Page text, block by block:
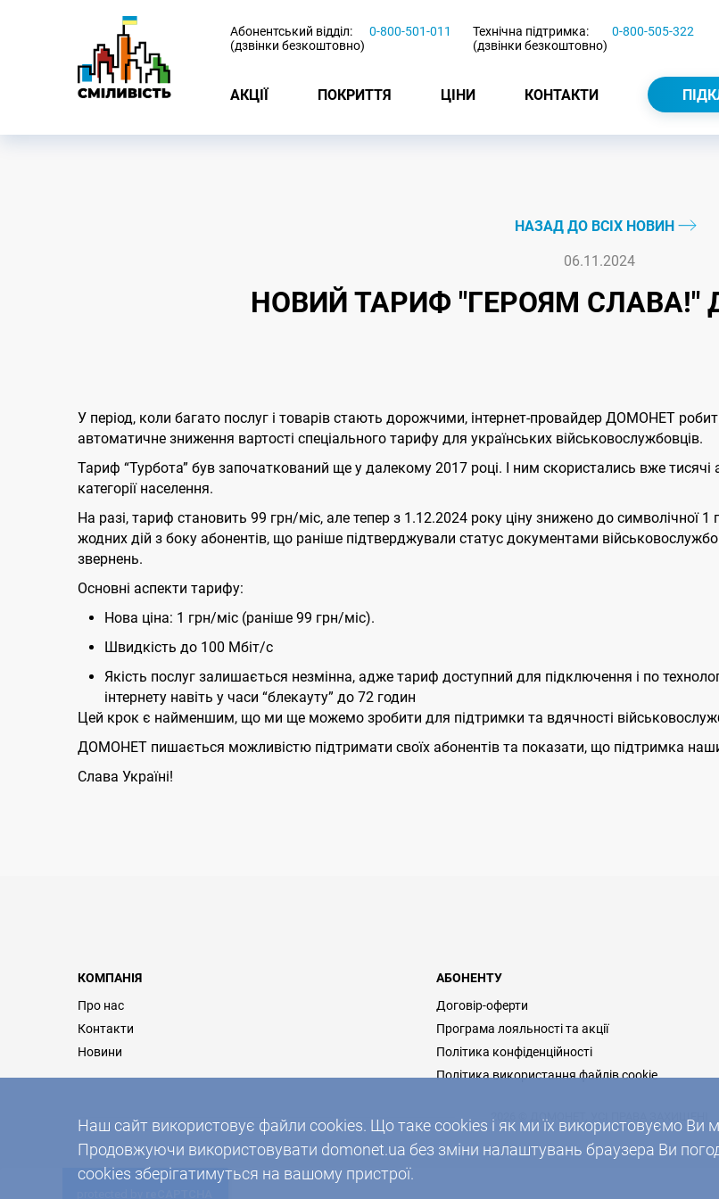
Наш сайт використовує файли cookies. Що таке cookies і як ми їх використовуємо Ви
Продовжуючи використовувати domonet.ua без зміни налаштувань браузера Ви
cookies зберігатимуться на вашому пристрої.
Абонентський відділ:
(дзвінки безкоштовно)
0-800-501-011
Технічна підтримка:
(дзвінки безкоштовно)
0-800-505-322
АКЦІЇ ПОКРИТТЯ ЦІНИ КОНТАКТИ
НАЗАД ДО ВСІХ НОВИН
06.11.2024
НОВИЙ ТАРИФ "ГЕРОЯМ СЛАВА!"
У період, коли багато послуг і товарів стають дорожчими, інтернет-провайдер ДОМОНЕТ
автоматичне зниження вартості спеціального тарифу для українських військовослужбовців.
Тариф “Турбота” був започаткований ще у далекому 2017 році. І ним скористались вже тисячі
категорії населення.
На разі, тариф становить 99 грн/міс, але тепер з 1.12.2024 року ціну знижено до символічної 1
жодних дій з боку абонентів, що раніше підтверджували статус документами
звернень.
Основні аспекти тарифу:
Нова ціна: 1 грн/міс (раніше 99 грн/міс).
Швидкість до 100 Мбіт/с
Якість послуг залишається незмінна, адже тариф доступний для підключення і по
інтернету навіть у часи “блекауту” до 72 годин
Цей крок є найменшим, що ми ще можемо зробити для підтримки та вдячності
ДОМОНЕТ пишається можливістю підтримати своїх абонентів та показати, що підтримка
Слава Україні!
КОМПАНІЯ
Про нас
Контакти
Новини
АБОНЕНТУ
Договір-оферти
Програма лояльності та акції
Політика конфіденційності
Політика використання файлів cookie
2026 © ДОМОНЕТ, УСІ ПРАВА ЗАХИЩЕНІ